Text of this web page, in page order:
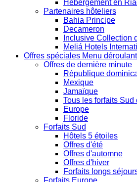
Hébergement en
Partenaires hôteliers
Bahia Principe
Decameron
Inclusive Collection
Meliá Hotels
Offres spéciales Menu
Offres de dernière minute
République
Mexique
Jamaïque
Tous les forfaits
Europe
Floride
Forfaits Sud
Hôtels 5 étoiles
Offres d'été
Offres d'automne
Offres d'hiver
Forfaits longs